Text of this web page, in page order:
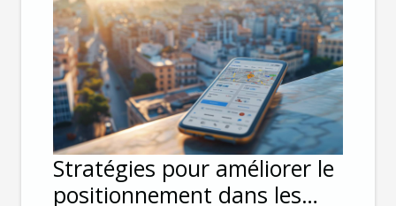
Stratégies pour améliorer le
positionnement dans les